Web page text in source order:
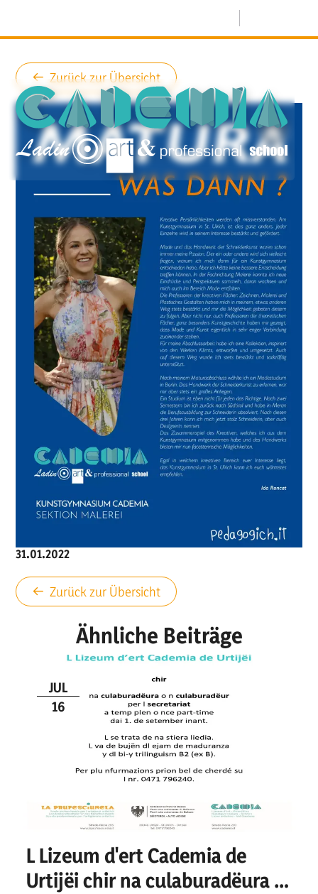
Zurück zur Übersicht
Matura was dann?
31.01.2022
Zurück zur Übersicht
Ähnliche Beiträge
JUL
16
L Lizeum d'ert Cademia de
Urtijëi chir na culaburadëura o